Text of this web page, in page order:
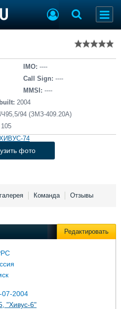
площадка
объявлений
флота
Галерея флота
Форум
IMO: ----
Call Sign: ----
MMSI: ----
2004
94 (ЗМЗ-409.20А)
105
фото
Команда Отзывы
Редактировать
07-2004
"Хивус-6"